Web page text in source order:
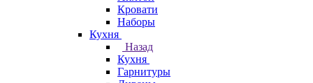
Кровати
Наборы
Кухня
Назад
Кухня
Гарнитуры